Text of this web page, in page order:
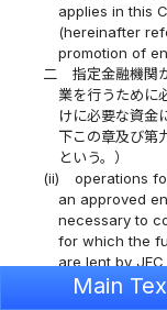
applies in this
(hereinafter
promotion of
二
指定金融機関
業を行うために
けに必要な資金
下この章及び第
という。）
(ii)
operations
an approved
necessary to
for which the
are lent by
promote
Main